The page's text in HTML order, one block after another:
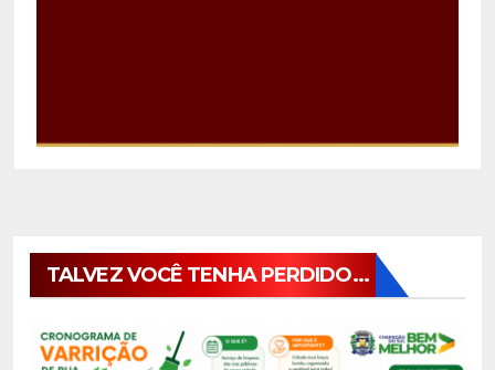
TALVEZ VOCÊ TENHA PERDIDO...